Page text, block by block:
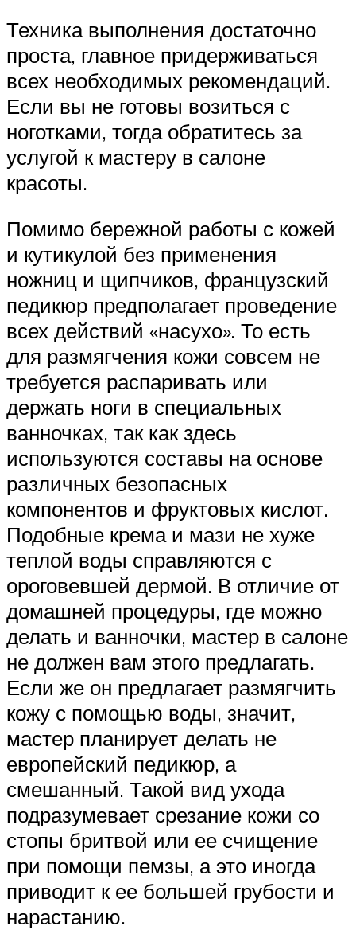
Техника выполнения достаточно
проста, главное придерживаться
всех необходимых рекомендаций.
Если вы не готовы возиться с
ноготками, тогда обратитесь за
услугой к мастеру в салоне
красоты.
Помимо бережной работы с кожей
и кутикулой без применения
ножниц и щипчиков, французский
педикюр предполагает проведение
всех действий «насухо». То есть
для размягчения кожи совсем не
требуется распаривать или
держать ноги в специальных
ванночках, так как здесь
используются составы на основе
различных безопасных
компонентов и фруктовых кислот.
Подобные крема и мази не хуже
теплой воды справляются с
ороговевшей дермой. В отличие от
домашней процедуры, где можно
делать и ванночки, мастер в салоне
не должен вам этого предлагать.
Если же он предлагает размягчить
кожу с помощью воды, значит,
мастер планирует делать не
европейский педикюр, а
смешанный. Такой вид ухода
подразумевает срезание кожи со
стопы бритвой или ее счищение
при помощи пемзы, а это иногда
приводит к ее большей грубости и
нарастанию.